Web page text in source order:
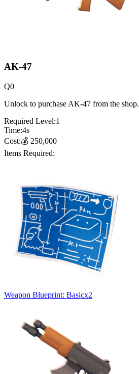
AK-47
Q0
Unlock to purchase AK-47 from the shop.
Required Level:1
Time:4s
Cost:💰 250,000
Items Required:
Weapon Blueprint: Basicx2